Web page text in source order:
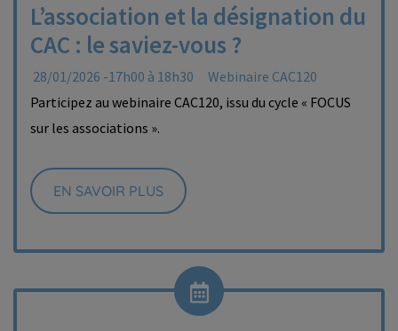
L’association et la désignation du
CAC : le saviez-vous ?
28/01/2026 -17h00 à 18h30
Webinaire CAC120
Participez au webinaire CAC120, issu du cycle « FOCUS
sur les associations ».
EN SAVOIR PLUS